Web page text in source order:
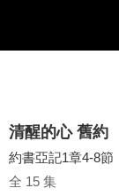
清醒的心 舊約
約書亞記1章4-8節
全 15 集